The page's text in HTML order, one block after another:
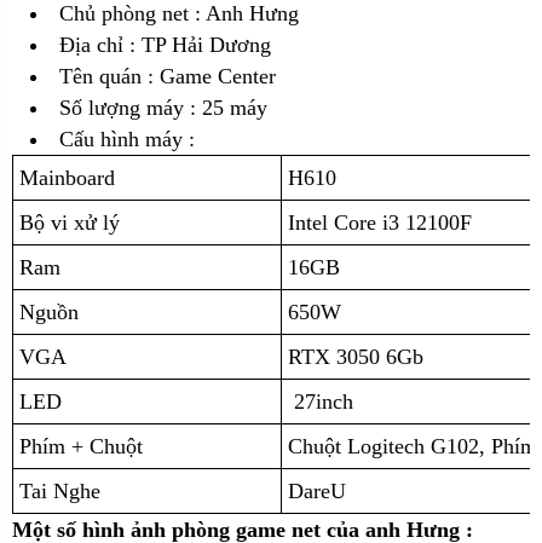
Chủ phòng net : Anh Hưng
Địa chỉ : TP Hải Dương
Tên quán : Game Center
Số lượng máy : 25 máy
Cấu hình máy :
Mainboard
H610
Bộ vi xử lý
Intel Core i3 12100F
Ram
16GB
Nguồn
650W
VGA
RTX 3050 6Gb
LED
27inch
Phím + Chuột
Chuột Logitech G102, Phím
Tai Nghe
DareU
Một số hình ảnh phòng game net của anh Hưng :